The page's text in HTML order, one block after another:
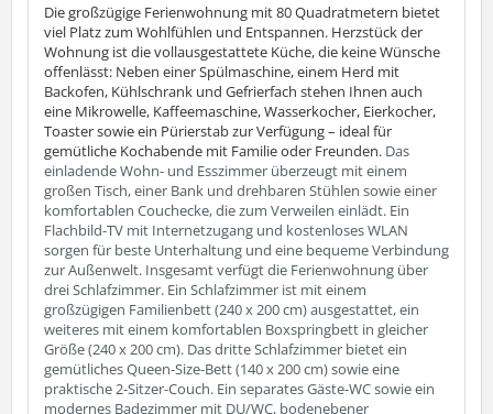
Die großzügige Ferienwohnung mit 80 Quadratmetern bietet
viel Platz zum Wohlfühlen und Entspannen. Herzstück der
Wohnung ist die vollausgestattete Küche, die keine Wünsche
offenlässt: Neben einer Spülmaschine, einem Herd mit
Backofen, Kühlschrank und Gefrierfach stehen Ihnen auch
eine Mikrowelle, Kaffeemaschine, Wasserkocher, Eierkocher,
Toaster sowie ein Pürierstab zur Verfügung – ideal für
gemütliche Kochabende mit Familie oder Freunden. Das
einladende Wohn- und Esszimmer überzeugt mit einem
großen Tisch, einer Bank und drehbaren Stühlen sowie einer
komfortablen Couchecke, die zum Verweilen einlädt. Ein
Flachbild-TV mit Internetzugang und kostenloses WLAN
sorgen für beste Unterhaltung und eine bequeme Verbindung
zur Außenwelt. Insgesamt verfügt die Ferienwohnung über
drei Schlafzimmer. Ein Schlafzimmer ist mit einem
großzügigen Familienbett (240 x 200 cm) ausgestattet, ein
weiteres mit einem komfortablen Boxspringbett in gleicher
Größe (240 x 200 cm). Das dritte Schlafzimmer bietet ein
gemütliches Queen-Size-Bett (140 x 200 cm) sowie eine
praktische 2-Sitzer-Couch. Ein separates Gäste-WC sowie ein
modernes Badezimmer mit DU/WC, bodenebener